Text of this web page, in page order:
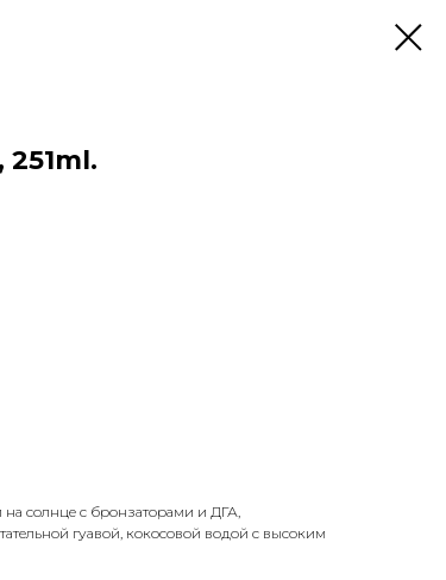
251ml.
солнце с бронзаторами и ДГА,
гуавой, кокосовой водой с высоким